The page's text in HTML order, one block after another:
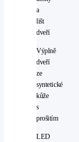
a
lišt
dveří
Výplně
dveří
ze
syntetické
kůže
s
prošitím
LED